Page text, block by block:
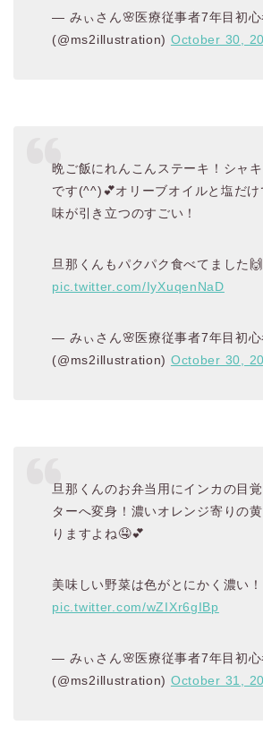
— みぃさん🌸医療従事者7年目初心
(@ms2illustration) October 30,
晩ご飯にれんこんステーキ！シャ
です(^^)💕オリーブオイルと塩だ
味が引き立つのすごい！
旦那くんもパクパク食べてました🙌
pic.twitter.com/IyXuqenNaD
— みぃさん🌸医療従事者7年目初心
(@ms2illustration) October 30,
旦那くんのお弁当用にインカの目
ターへ変身！濃いオレンジ寄りの
りますよね🤤💕
美味しい野菜は色がとにかく濃い！
pic.twitter.com/wZIXr6gIBp
— みぃさん🌸医療従事者7年目初心
(@ms2illustration) October 31,